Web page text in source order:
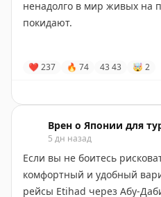
отменить бронь в самый
например, за неделю до
вообще не просят никакой
Некоторые отели в Японии
традиционные домики в деревне Сиракава-го). Это
Если есть еще вопросы –
ненадолго в мир живых на
покидают.
откуда угодно в городе, одно
набережная реки Камо,
первый из пяти костров.
❤ 237 🔥 74 4343 🤯 2
Врен о Японии для
5 дн назад
Если вы не боитесь
комфортный и удобный
рейсы Etihad через Абу-